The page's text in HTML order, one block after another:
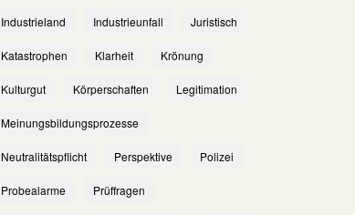
Industrieland Industrieunfall Juristisch
Katastrophen Klarheit Krönung
Kulturgut Körperschaften Legitimation
Meinungsbildungsprozesse
Neutralitätspflicht Perspektive Polizei
Probealarme Prüffragen